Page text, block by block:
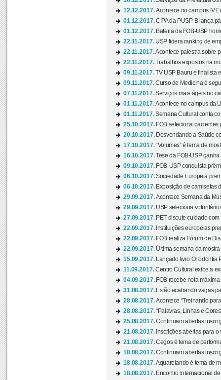
12.12.2017.Acontece no campus IV
01.12.2017.CIPA da PUSP-B lança
01.12.2017. Bateria da FOB-USP
22.11.2017. USP lidera ranking de
22.11.2017.Acontece palestra sobre
22.11.2017.Trabalhos expostos na
09.11.2017.TV USP Bauru é finalista
09.11.2017.Curso de Medicina é
07.11.2017.Serviços mais ágeis no
01.11.2017.Acontece no campus da
01.11.2017.Semana Cultural conta
25.10.2017. FOB seleciona pacientes
20.10.2017. Desvendando a Saúde
17.10.2017.“Volumes” é tema de
16.10.2017.Tese da FOB-USP
09.10.2017. FOB-USP conquista
06.10.2017.Sociedade Europeia
06.10.2017. Exposição de camisetas
29.09.2017.Acontece Semana da
29.09.2017. USP seleciona
27.09.2017. PET discute cuidado
22.09.2017. Instituições europeias
22.09.2017. FOB realiza Fórum de
22.09.2017. Última semana da mostra
15.09.2017.
Lançado livro Ortodontia
11.09.2017.Centro Cultural exibe a
04.09.2017. FOB recebe nota
31.08.2017. Estão acabando vagas
28.08.2017.Acontece “Treinando
28.08.2017.“Palavras, Linhas e
25.08.2017.Continuam abertas
21.08.2017. Inscrições abertas para
21.08.2017.Cegos é tema de
18.08.2017.Continuam abertas
18.08.2017.Aquarelando é tema de
18.08.2017. Encontro Internacional